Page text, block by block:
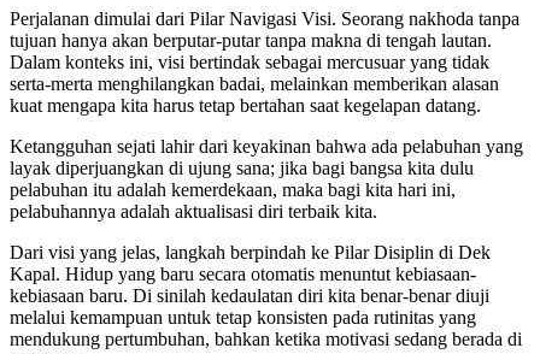
Perjalanan dimulai dari Pilar Navigasi Visi. Seorang nakhoda tanpa
tujuan hanya akan berputar-putar tanpa makna di tengah lautan.
Dalam konteks ini, visi bertindak sebagai mercusuar yang tidak
serta-merta menghilangkan badai, melainkan memberikan alasan
kuat mengapa kita harus tetap bertahan saat kegelapan datang.
Ketangguhan sejati lahir dari keyakinan bahwa ada pelabuhan yang
layak diperjuangkan di ujung sana; jika bagi bangsa kita dulu
pelabuhan itu adalah kemerdekaan, maka bagi kita hari ini,
pelabuhannya adalah aktualisasi diri terbaik kita.
Dari visi yang jelas, langkah berpindah ke Pilar Disiplin di Dek
Kapal. Hidup yang baru secara otomatis menuntut kebiasaan-
kebiasaan baru. Di sinilah kedaulatan diri kita benar-benar diuji
melalui kemampuan untuk tetap konsisten pada rutinitas yang
mendukung pertumbuhan, bahkan ketika motivasi sedang berada di